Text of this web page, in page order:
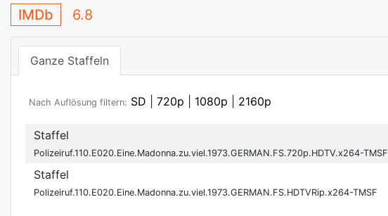
IMDb 6.8
Ganze Staffeln
Nach Auflösung filtern: SD 720p 1080p 2160p
Staffel
Polizeiruf.110.E020.Eine.Madonna.zu.viel.1973.GERMAN.FS.720p.HDTV.x264-TMSF
Staffel
Polizeiruf.110.E020.Eine.Madonna.zu.viel.1973.GERMAN.FS.HDTVRip.x264-TMSF